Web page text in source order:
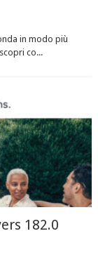
in modo più
co...
182.0